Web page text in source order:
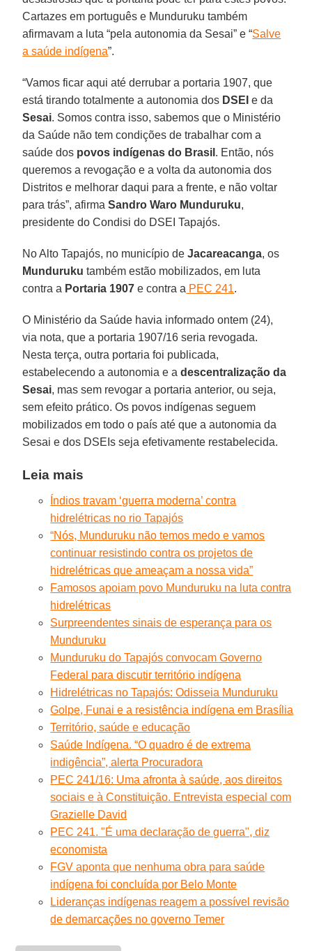
Cartazes em português e Munduruku também
afirmavam a luta “pela autonomia da Sesai” e “Salve
a saúde indígena”.
“Vamos ficar aqui até derrubar a portaria 1907, que
está tirando totalmente a autonomia dos DSEI e da
Sesai. Somos contra isso, sabemos que o Ministério
da Saúde não tem condições de trabalhar com a
saúde dos povos indígenas do Brasil . Então, nós
queremos a revogação e a volta da autonomia dos
Distritos e melhorar daqui para a frente, e não voltar
para trás”, afirmaSandro Waro Munduruku,
presidente do Condisi do DSEI Tapajós.
No Alto Tapajós, no município deJacareacanga, os
Munduruku também estão mobilizados, em luta
contra a Portaria 1907 e contra a PEC 241.
O Ministério da Saúde havia informado ontem (24),
via nota, que a portaria 1907/16 seria revogada.
Nesta terça, outra portaria foi publicada,
estabelecendo a autonomia e a descentralização da
Sesai, mas sem revogar a portaria anterior, ou seja,
sem efeito prático. Os povos indígenas seguem
mobilizados em todo o país até que a autonomia da
Sesai e dos DSEIs seja efetivamente restabelecida.
Leia mais
Índios travam ‘guerra moderna’ contra
hidrelétricas no rio Tapajós
“Nós, Munduruku não temos medo e vamos
continuar resistindo contra os projetos de
hidrelétricas que ameaçam a nossa vida”
Famosos apoiam povo Munduruku na luta contra
hidrelétricas
Surpreendentes sinais de esperança para os
Munduruku
Munduruku do Tapajós convocam Governo
Federal para discutir território indígena
Hidrelétricas no Tapajós: Odisseia Munduruku
Golpe, Funai e a resistência indígena em Brasília
Território, saúde e educação
Saúde Indígena. “O quadro é de extrema
indigência”, alerta Procuradora
PEC 241/16: Uma afronta à saúde, aos direitos
sociais e à Constituição. Entrevista especial com
Grazielle David
PEC 241. "É uma declaração de guerra", diz
economista
FGV aponta que nenhuma obra para saúde
indígena foi concluída por Belo Monte
Lideranças indígenas reagem a possível revisão
de demarcações no governo Temer